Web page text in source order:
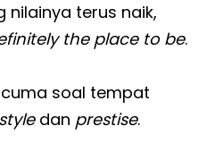
nilainya terus naik,
the place to be.
soal tempat
dan prestise.